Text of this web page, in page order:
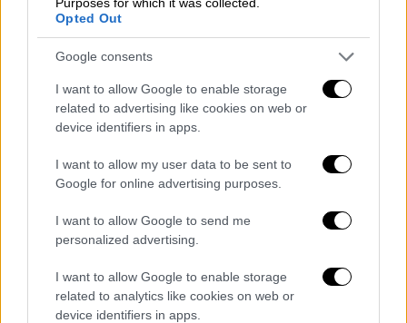
Opted Out
Google consents
I want to allow Google to enable storage
related to advertising like cookies on web or
device identifiers in apps.
I want to allow my user data to be sent to
Google for online advertising purposes.
I want to allow Google to send me
personalized advertising.
I want to allow Google to enable storage
related to analytics like cookies on web or
device identifiers in apps.
ειρήνη, με τον
πολύ δύσκολο να ζητήσει από το
Τελ Αβίβ
ισχυρίζεται ότι τοΙράν δεν θέλει να μιλήσει
με την Ευρώπη και γενικά το
δεν βλέπω λόγο για να σταματήσει και να
κάνει πίσω».
Ιράνδεν θέλει να μιλήσει με την
Ευρώπηδεν
μοιάζει να είναι σε θέση να βοηθήσει σε
αυτό το σημείο», συμπλήρωσε στη συνέχεια.